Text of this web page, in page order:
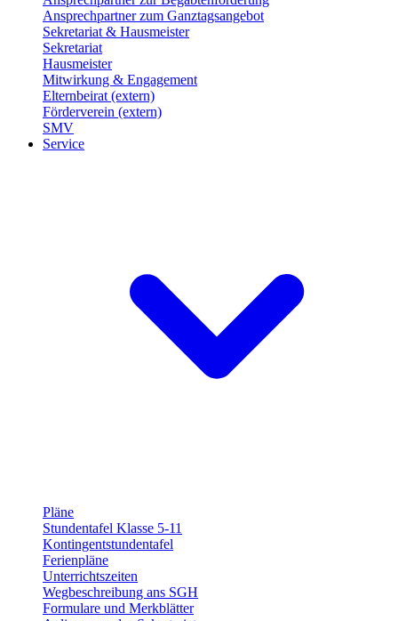
Ansprechpartner zum Ganztagsangebot
Sekretariat & Hausmeister
Sekretariat
Hausmeister
Mitwirkung & Engagement
Elternbeirat (extern)
Förderverein (extern)
SMV
Service
Pläne
Stundentafel Klasse 5-11
Kontingentstundentafel
Ferienpläne
Unterrichtszeiten
Wegbeschreibung ans SGH
Formulare und Merkblätter